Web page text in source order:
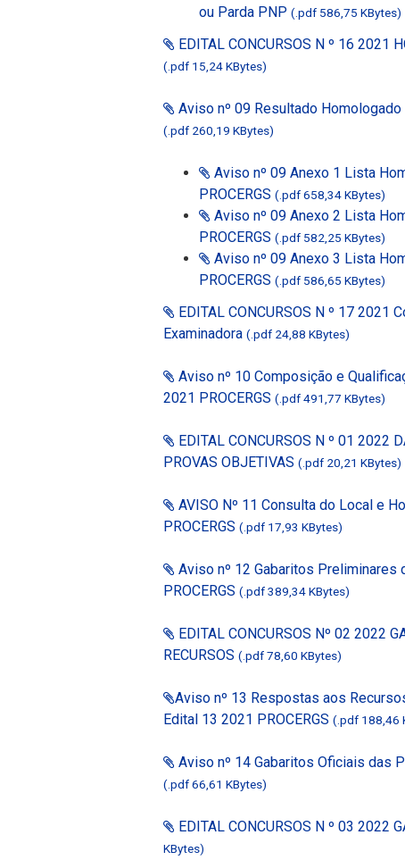
ou Parda PNP (.pdf 586,75 KBytes)
EDITAL CONCURSOS N º 16 2021
(.pdf 15,24 KBytes)
Aviso nº 09 Resultado
(.pdf 260,19 KBytes)
Aviso nº 09 Anexo 1 Lista
PROCERGS (.pdf 658,34 KBytes)
Aviso nº 09 Anexo 2 Lista
PROCERGS (.pdf 582,25 KBytes)
Aviso nº 09 Anexo 3 Lista
PROCERGS (.pdf 586,65 KBytes)
EDITAL CONCURSOS N º 17 2021
Examinadora (.pdf 24,88 KBytes)
Aviso nº 10 Composição e
2021 PROCERGS (.pdf 491,77 KBytes)
EDITAL CONCURSOS N º 01 2022
PROVAS OBJETIVAS (.pdf 20,21 KBytes)
AVISO Nº 11 Consulta do Local e
PROCERGS (.pdf 17,93 KBytes)
Aviso nº 12 Gabaritos
PROCERGS (.pdf 389,34 KBytes)
EDITAL CONCURSOS Nº 02 2022
RECURSOS (.pdf 78,60 KBytes)
Aviso nº 13 Respostas aos
Edital 13 2021 PROCERGS (.pdf 188,46
Aviso nº 14 Gabaritos Oficiais das
(.pdf 66,61 KBytes)
EDITAL CONCURSOS N º 03 2022
KBytes)